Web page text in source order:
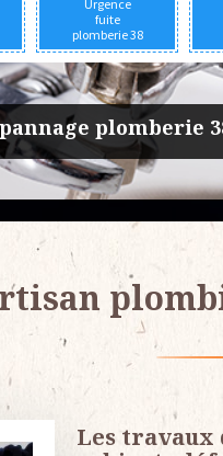
Urgence
fuite
plomberie 38
de plomberie
Les travaux